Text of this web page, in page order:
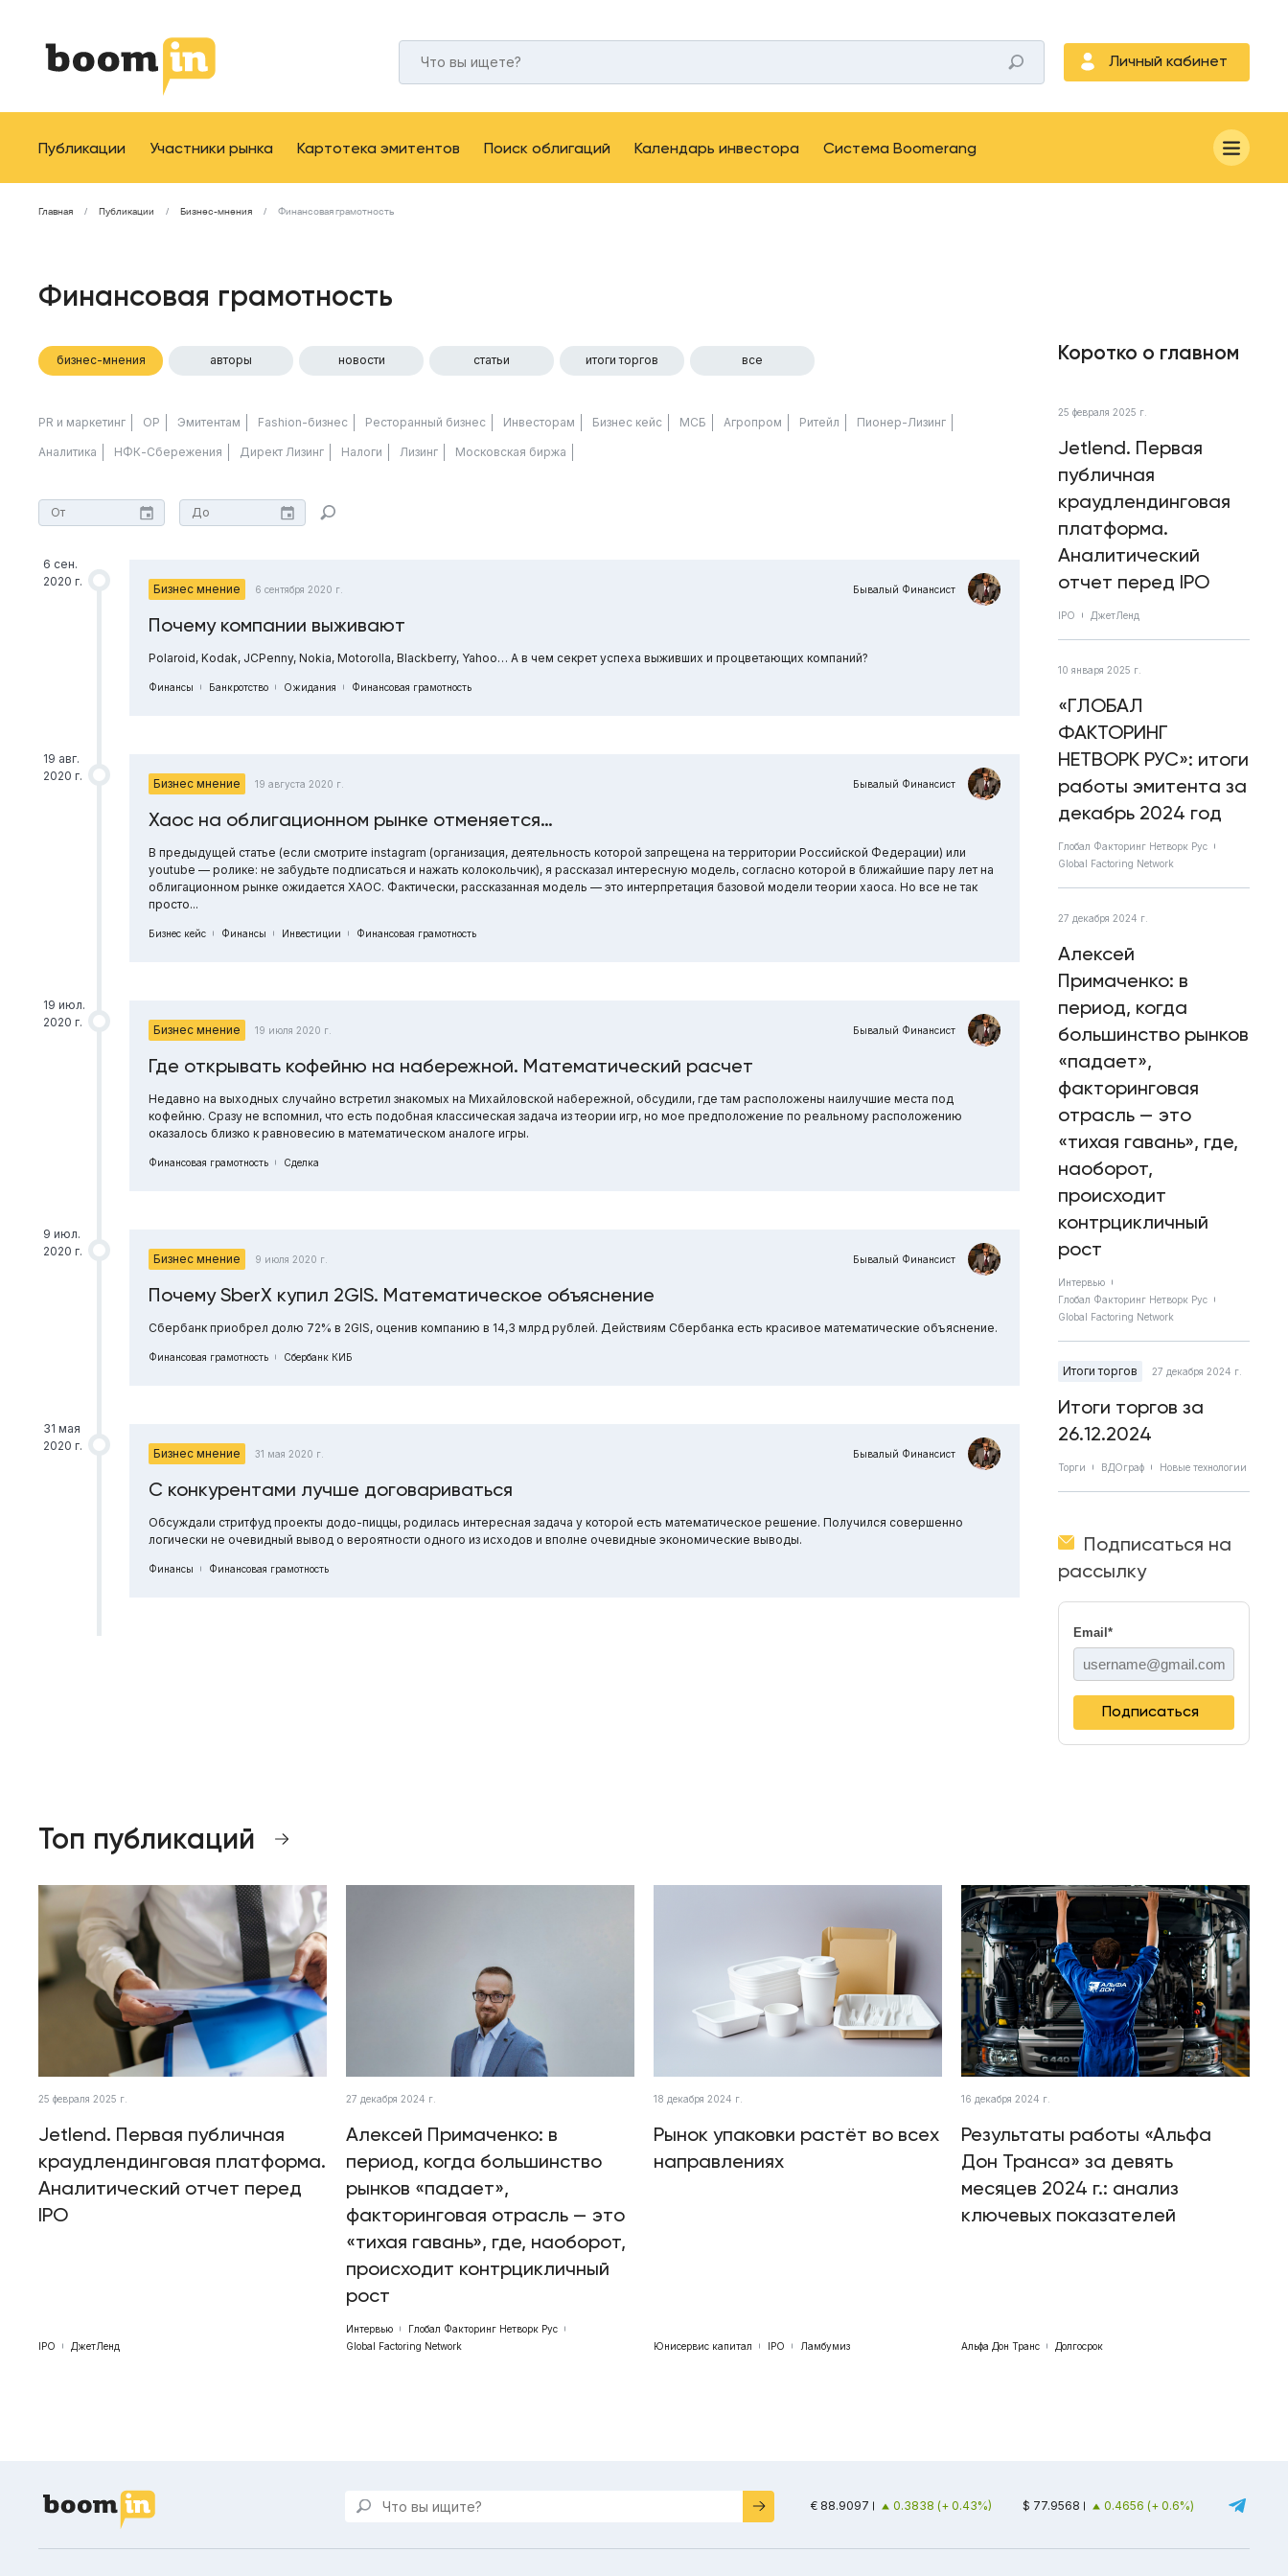
Личный кабинет
Публикации Участники рынка Картотека эмитентов Поиск облигаций Календарь инвестора Система Boomerang
Главная Публикации Бизнес-мнения Финансовая грамотность
Финансовая грамотность
бизнес-мнения авторы новости статьи итоги торгов все
PR и маркетинг ОР Эмитентам Fashion-бизнес Ресторанный бизнес Инвесторам Бизнес кейс МСБ Агропром Ритейл Пионер-Лизинг
Аналитика НФК-Сбережения Директ Лизинг Налоги Лизинг Московская биржа
6 сен.
2020 г.
Бизнес мнение 6 сентября 2020 г. Бывалый Финансист
Почему компании выживают
Polaroid, Kodak, JCPenny, Nokia, Motorolla, Blackberry, Yahoo… А в чем секрет успеха выживших и процветающих компаний?
Финансы Банкротство Ожидания Финансовая грамотность
19 авг.
2020 г.
Бизнес мнение 19 августа 2020 г. Бывалый Финансист
Хаос на облигационном рынке отменяется…
В предыдущей статье (если смотрите instagram (организация, деятельность которой запрещена на территории Российской Федерации) или
youtube — ролике: не забудьте подписаться и нажать колокольчик), я рассказал интересную модель, согласно которой в ближайшие пару лет на
облигационном рынке ожидается ХАОС. Фактически, рассказанная модель — это интерпретация базовой модели теории хаоса. Но все не так
просто...
Бизнес кейс Финансы Инвестиции Финансовая грамотность
19 июл.
2020 г.
Бизнес мнение 19 июля 2020 г. Бывалый Финансист
Где открывать кофейню на набережной. Математический расчет
Недавно на выходных случайно встретил знакомых на Михайловской набережной, обсудили, где там расположены наилучшие места под
кофейню. Сразу не вспомнил, что есть подобная классическая задача из теории игр, но мое предположение по реальному расположению
оказалось близко к равновесию в математическом аналоге игры.
Финансовая грамотность Сделка
9 июл.
2020 г.
Бизнес мнение 9 июля 2020 г. Бывалый Финансист
Почему SberX купил 2GIS. Математическое объяснение
Сбербанк приобрел долю 72% в 2GIS, оценив компанию в 14,3 млрд рублей. Действиям Сбербанка есть красивое математические объяснение.
Финансовая грамотность Сбербанк КИБ
31 мая
2020 г.
Бизнес мнение 31 мая 2020 г. Бывалый Финансист
С конкурентами лучше договариваться
Обсуждали стритфуд проекты додо-пиццы, родилась интересная задача у которой есть математическое решение. Получился совершенно
логически не очевидный вывод о вероятности одного из исходов и вполне очевидные экономические выводы.
Финансы Финансовая грамотность
Коротко о главном
25 февраля 2025 г.
Jetlend. Первая
публичная
краудлендинговая
платформа.
Аналитический
отчет перед IPO
IPO ДжетЛенд
10 января 2025 г.
«ГЛОБАЛ
ФАКТОРИНГ
НЕТВОРК РУС»: итоги
работы эмитента за
декабрь 2024 год
Глобал Факторинг Нетворк Рус
Global Factoring Network
27 декабря 2024 г.
Алексей
Примаченко: в
период, когда
большинство рынков
«падает»,
факторинговая
отрасль — это
«тихая гавань», где,
наоборот,
происходит
контрцикличный
рост
Интервью
Глобал Факторинг Нетворк Рус
Global Factoring Network
Итоги торгов 27 декабря 2024 г.
Итоги торгов за
26.12.2024
Торги ВДОграф Новые технологии
Подписаться на
рассылку
Email *
Подписаться
Топ публикаций
25 февраля 2025 г.
Jetlend. Первая публичная
краудлендинговая платформа.
Аналитический отчет перед
IPO
IPO ДжетЛенд
27 декабря 2024 г.
Алексей Примаченко: в
период, когда большинство
рынков «падает»,
факторинговая отрасль — это
«тихая гавань», где, наоборот,
происходит контрцикличный
рост
Интервью
Глобал Факторинг Нетворк Рус
Global Factoring Network
18 декабря 2024 г.
Рынок упаковки растёт во всех
направлениях
Юнисервис капитал IPO Ламбумиз
16 декабря 2024 г.
Результаты работы «Альфа
Дон Транса» за девять
месяцев 2024 г.: анализ
ключевых показателей
Альфа Дон Транс Долгосрок
€ 88.9097 0.3838 (+ 0.43%) $ 77.9568 0.4656 (+ 0.6%)